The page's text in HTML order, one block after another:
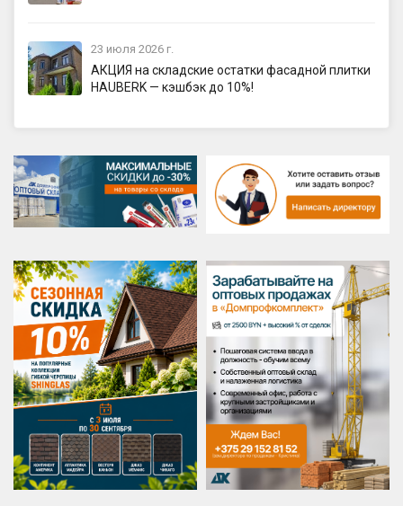
23 июля 2026 г.
АКЦИЯ на складские остатки фасадной плитки
HAUBERK — кэшбэк до 10%!